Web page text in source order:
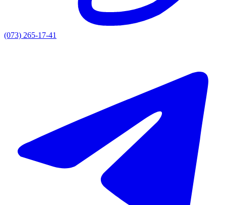
(073) 265-17-41